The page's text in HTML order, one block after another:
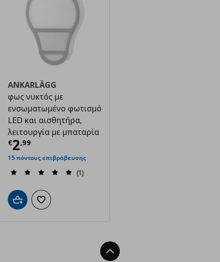
ANKARLÄGG
φως νυκτός με
ενσωματωμένο φωτισμό
LED και αισθητήρα,
λειτουργία με μπαταρία
€2,99
Τρέχουσα τιμή
15 πόντους επιβράβευσης
(1)
Προσθήκη στο καλάθι
Προσθήκη στα αγαπημένα
Back To Top